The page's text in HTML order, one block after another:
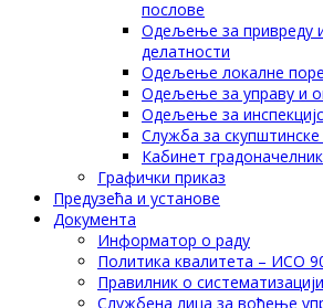
послове
Одељење за привреду
делатности
Одељење локалне
Одељење за управу и
Одељење за
Служба за
Кабинет
Графички приказ
Предузећа и установе
Документа
Информатор о раду
Политика квалитета – ИСО
Правилник о
Службена лица за вођење